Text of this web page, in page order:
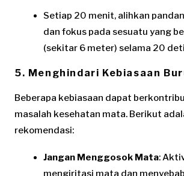
Setiap 20 menit, alihkan
dan fokus pada sesuatu yang
(sekitar 6 meter) selama 20
5. Menghindari Kebiasaan
Beberapa kebiasaan dapat
masalah kesehatan mata. Berikut
rekomendasi:
Jangan Menggosok Mata:
mengiritasi mata dan